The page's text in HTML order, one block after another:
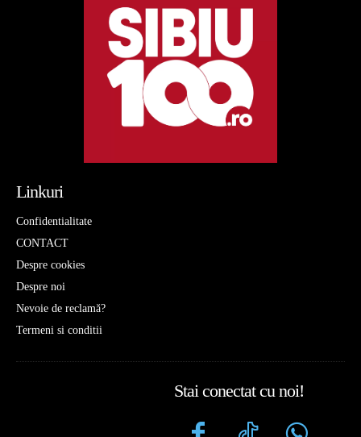
Linkuri
Confidentialitate
CONTACT
Despre cookies
Despre noi
Nevoie de reclamă?
Termeni si conditii
Stai conectat cu noi!